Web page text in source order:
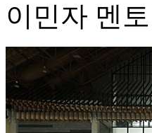
이민자 멘